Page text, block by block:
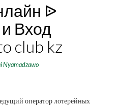
ᐉ
Вход
club kz
Nyamadzawo
оператор лотерейных